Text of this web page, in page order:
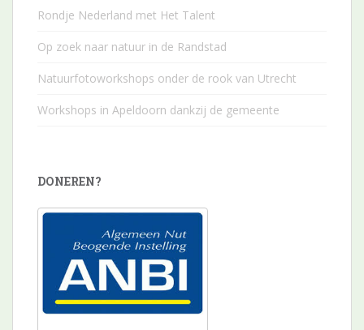
Rondje Nederland met Het Talent
Op zoek naar natuur in de Randstad
Natuurfotoworkshops onder de rook van Utrecht
Workshops in Apeldoorn dankzij de gemeente
DONEREN?